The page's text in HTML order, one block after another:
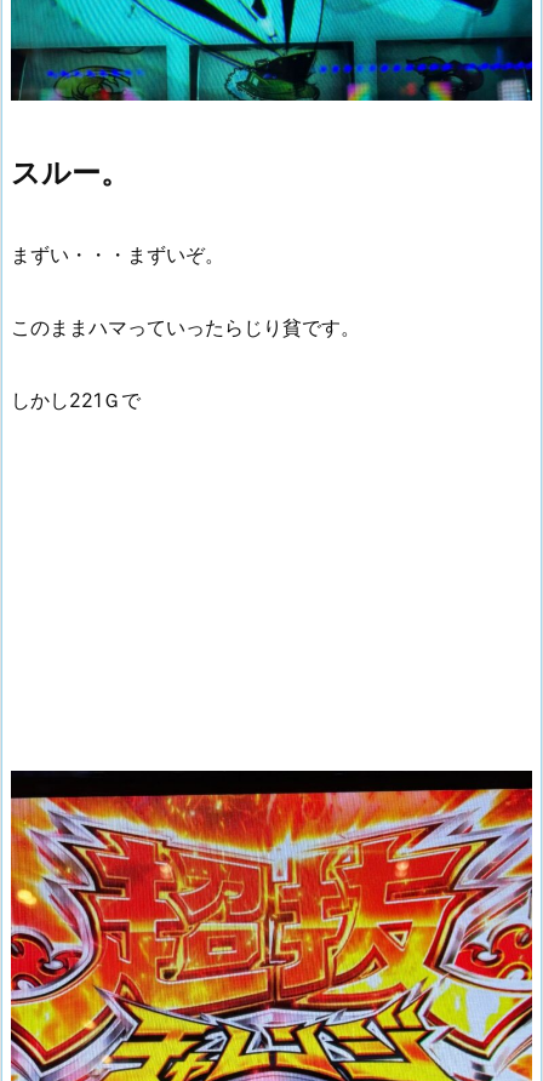
スルー。
まずい・・・まずいぞ。
このままハマっていったらじり貧です。
しかし221Ｇで